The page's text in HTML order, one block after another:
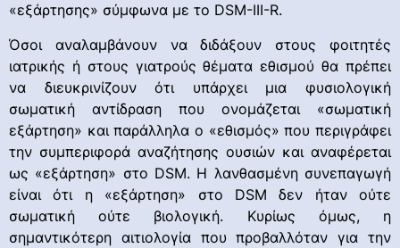
«εξάρτησης» σύμφωνα με το DSM-III-R.
Όσοι αναλαμβάνουν να διδάξουν στους φοιτητές
ιατρικής ή στους γιατρούς θέματα εθισμού θα πρέπει
να διευκρινίζουν ότι υπάρχει μια φυσιολογική
σωματική αντίδραση που ονομάζεται «σωματική
εξάρτηση» και παράλληλα ο «εθισμός» που περιγράφει
την συμπεριφορά αναζήτησης ουσιών και αναφέρεται
ως «εξάρτηση» στο DSM. Η λανθασμένη συνεπαγωγή
είναι ότι η «εξάρτηση» στο DSM δεν ήταν ούτε
σωματική ούτε βιολογική. Κυρίως όμως, η
σημαντικότερη αιτιολογία που προβαλλόταν για την